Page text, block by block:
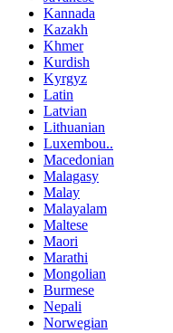
Kannada
Kazakh
Khmer
Kurdish
Kyrgyz
Latin
Latvian
Lithuanian
Luxembou..
Macedonian
Malagasy
Malay
Malayalam
Maltese
Maori
Marathi
Mongolian
Burmese
Nepali
Norwegian